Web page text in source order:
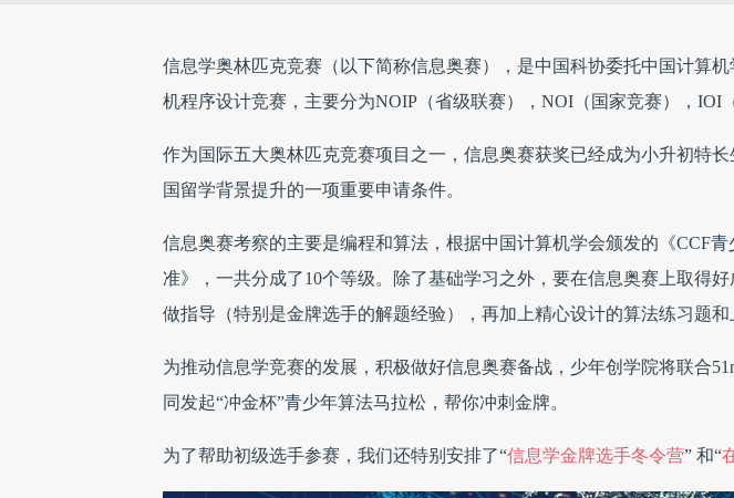
信息学奥林匹克竞赛（以下简称信息奥赛），是中国科协委托中国计算
机程序设计竞赛，主要分为NOIP（省级联赛），NOI（国家竞赛），IOI
作为国际五大奥林匹克竞赛项目之一，信息奥赛获奖已经成为小升初特
国留学背景提升的一项重要申请条件。
信息奥赛考察的主要是编程和算法，根据中国计算机学会颁发的《CCF
准》，一共分成了10个等级。除了基础学习之外，要在信息奥赛上取得
做指导（特别是金牌选手的解题经验），再加上精心设计的算法练习题和
为推动信息学竞赛的发展，积极做好信息奥赛备战，少年创学院将联合
同发起“冲金杯”青少年算法马拉松，帮你冲刺金牌。
为了帮助初级选手参赛，我们还特别安排了“信息学金牌选手冬令营” 和“